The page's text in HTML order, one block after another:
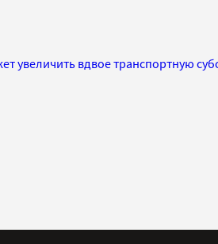
увеличить вдвое транспортную